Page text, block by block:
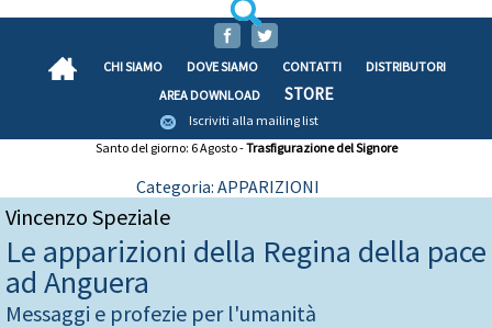
CHI SIAMO DOVE SIAMO CONTATTI
DISTRIBUTORI
AREA DOWNLOAD
STORE
Iscriviti alla mailing list
Santo del giorno: 6 Agosto -Trasfigurazione del Signore
Categoria: APPARIZIONI
Vincenzo Speziale
Le apparizioni della Regina della pace
ad Anguera
Messaggi e profezie per l'umanità